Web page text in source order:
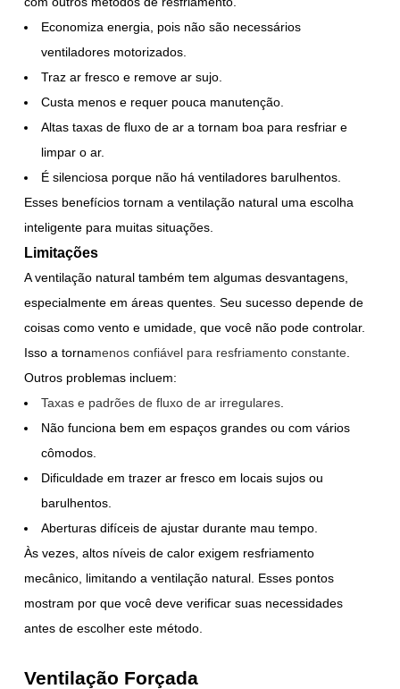
Economiza energia, pois não são necessários
ventiladores motorizados.
Traz ar fresco e remove ar sujo.
Custa menos e requer pouca manutenção.
Altas taxas de fluxo de ar a tornam boa para resfriar e
limpar o ar.
É silenciosa porque não há ventiladores barulhentos.
Esses benefícios tornam a ventilação natural uma escolha
inteligente para muitas situações.
Limitações
A ventilação natural também tem algumas desvantagens,
especialmente em áreas quentes. Seu sucesso depende de
coisas como vento e umidade, que você não pode controlar.
Isso a tornamenos confiável para resfriamento constante
Outros problemas incluem:
Taxas e padrões de fluxo de ar irregulares
Não funciona bem em espaços grandes ou com vários
cômodos.
Dificuldade em trazer ar fresco em locais sujos ou
barulhentos.
Aberturas difíceis de ajustar durante mau tempo.
Às vezes, altos níveis de calor exigem resfriamento
mecânico, limitando a ventilação natural. Esses pontos
mostram por que você deve verificar suas necessidades
antes de escolher este método.
Ventilação Forçada